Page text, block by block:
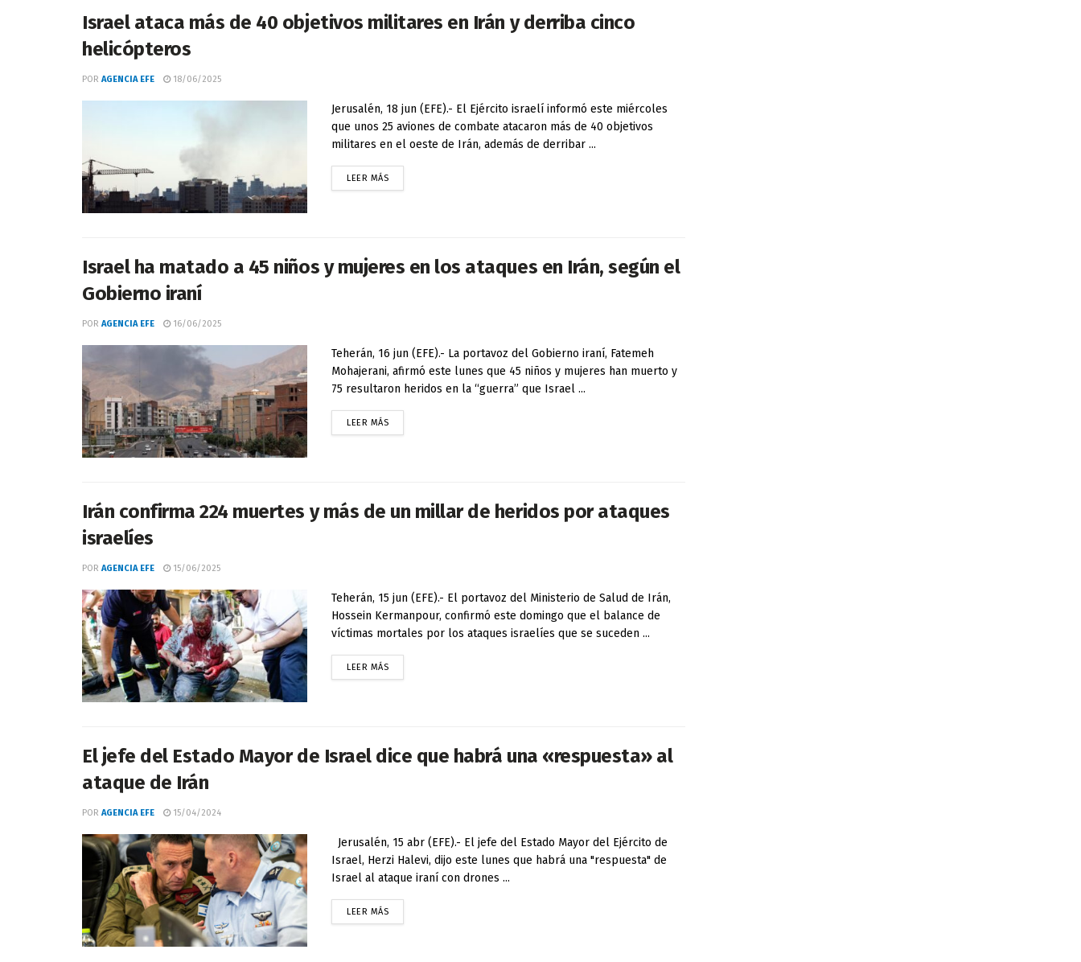
Israel ataca más de 40 objetivos militares en Irán y derriba cinco
helicópteros
POR AGENCIA EFE 18/06/2025
Jerusalén, 18 jun (EFE).- El Ejército israelí informó este miércoles
que unos 25 aviones de combate atacaron más de 40 objetivos
militares en el oeste de Irán, además de derribar ...
LEER MÁS
Israel ha matado a 45 niños y mujeres en los ataques en Irán, según el
Gobierno iraní
POR AGENCIA EFE 16/06/2025
Teherán, 16 jun (EFE).- La portavoz del Gobierno iraní, Fatemeh
Mohajerani, afirmó este lunes que 45 niños y mujeres han muerto y
75 resultaron heridos en la “guerra” que Israel ...
LEER MÁS
Irán confirma 224 muertes y más de un millar de heridos por ataques
israelíes
POR AGENCIA EFE 15/06/2025
Teherán, 15 jun (EFE).- El portavoz del Ministerio de Salud de Irán,
Hossein Kermanpour, confirmó este domingo que el balance de
víctimas mortales por los ataques israelíes que se suceden ...
LEER MÁS
El jefe del Estado Mayor de Israel dice que habrá una «respuesta» al
ataque de Irán
POR AGENCIA EFE 15/04/2024
Jerusalén, 15 abr (EFE).- El jefe del Estado Mayor del Ejército de
Israel, Herzi Halevi, dijo este lunes que habrá una "respuesta" de
Israel al ataque iraní con drones ...
LEER MÁS